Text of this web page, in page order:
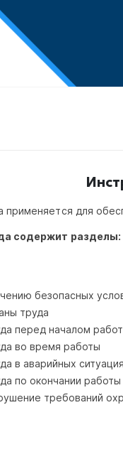
применяется для
содержит разделы:
безопасных
труда
перед началом
во время работы
в аварийных
по окончании работы
требований